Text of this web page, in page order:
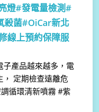
燈#發電量檢測#
殺菌#OiCar新北
線上預約保障服
子產品越來越多，電
， 定期檢查遠離危
循環清新噴霧 #紫